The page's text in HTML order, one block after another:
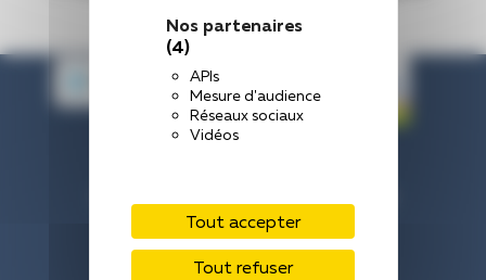
Nos partenaires
(4)
APIs
Mesure d'audience
Réseaux sociaux
Vidéos
Tout accepter
Tout refuser
Nous contacter : 02 43 66 50 00